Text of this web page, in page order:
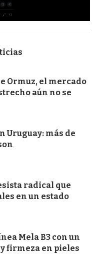
Ormuz, el mercado
aún no se
Uruguay: más de
radical que
en un estado
Mela B3 con un
firmeza en pieles